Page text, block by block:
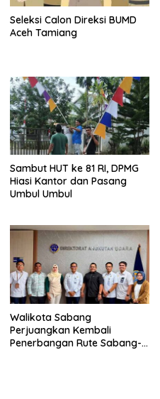
Seleksi Calon Direksi BUMD
Aceh Tamiang
Sambut HUT ke 81 RI, DPMG
Hiasi Kantor dan Pasang
Umbul Umbul
Walikota Sabang
Perjuangkan Kembali
Penerbangan Rute Sabang-